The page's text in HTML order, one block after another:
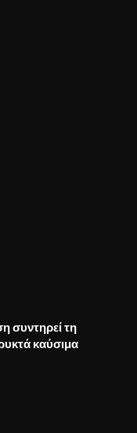
συντηρεί τη
καύσιμα